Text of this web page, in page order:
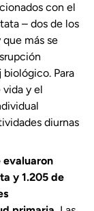
con el
– dos de los
más se
Para
y el
diurnas
evaluaron
y 1.205 de